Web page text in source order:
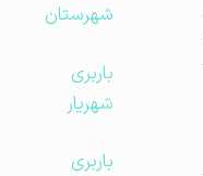
کارگاه
شهرستان
باربری
شهریار
باربری